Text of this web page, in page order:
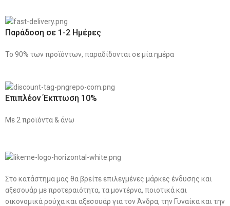
Παράδοση σε 1-2 Ημέρες
Το 90% των προϊόντων, παραδίδονται σε μία ημέρα
Επιπλέον Έκπτωση 10%
Με 2 προϊόντα & άνω
Στο κατάστημα μας θα βρείτε επιλεγμένες μάρκες ένδυσης και
αξεσουάρ με προτεραιότητα, τα μοντέρνα, ποιοτικά και
οικονομικά ρούχα και αξεσουάρ για τον Άνδρα, την Γυναίκα και την